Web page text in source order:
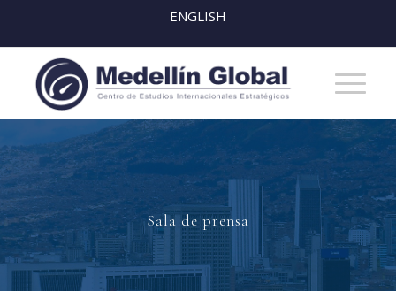
ENGLISH
Sala de prensa